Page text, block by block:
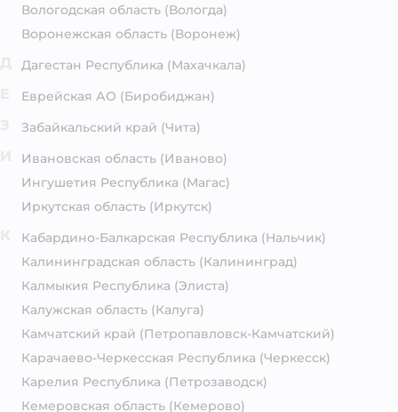
Вологодская область (Вологда)
Воронежская область (Воронеж)
Дагестан Республика (Махачкала)
Еврейская АО (Биробиджан)
Забайкальский край (Чита)
Ивановская область (Иваново)
Ингушетия Республика (Магас)
Иркутская область (Иркутск)
Кабардино-Балкарская Республика (Нальчик)
Калининградская область (Калининград)
Калмыкия Республика (Элиста)
Калужская область (Калуга)
Камчатский край (Петропавловск-Камчатский)
Карачаево-Черкесская Республика (Черкесск)
Карелия Республика (Петрозаводск)
Кемеровская область (Кемерово)